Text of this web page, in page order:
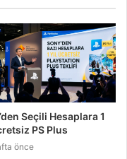
Seçili Hesaplara 1
PS Plus
önce